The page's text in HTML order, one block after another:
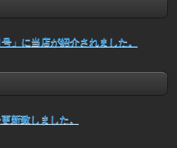
」に当店が紹介されました。
新致しました。